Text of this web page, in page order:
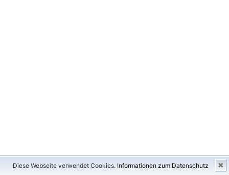
Diese Webseite verwendet Cookies. Informationen zum Datenschutz ✖